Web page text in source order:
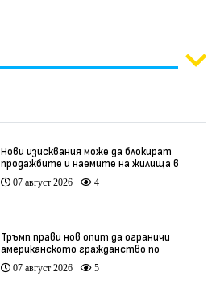
Нови изисквания може да блокират
продажбите и наемите на жилища в
България
07 август 2026 4
Тръмп прави нов опит да ограничи
американското гражданство по
рождение
07 август 2026 5